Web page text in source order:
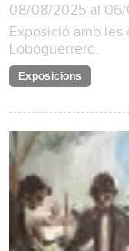
08/08/2025 al
Exposició amb
Loboguerrero.
Exposicions